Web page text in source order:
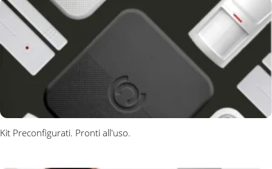
Kit Preconfigurati. Pronti all'uso.